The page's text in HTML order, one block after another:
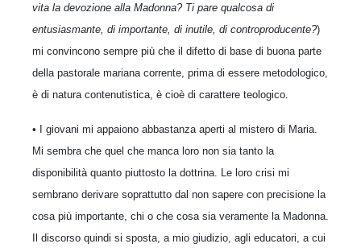
vita la devozione alla Madonna? Ti pare qualcosa di
entusiasmante, di importante, di inutile, di controproducente?)
mi convincono sempre più che il difetto di base di buona parte
della pastorale mariana corrente, prima di essere metodologico,
è di natura contenutistica, è cioè di carattere teologico.
• I giovani mi appaiono abbastanza aperti al mistero di Maria.
Mi sembra che quel che manca loro non sia tanto la
disponibilità quanto piuttosto la dottrina. Le loro crisi mi
sembrano derivare soprattutto dal non sapere con precisione la
cosa più importante, chi o che cosa sia veramente la Madonna.
Il discorso quindi si sposta, a mio giudizio, agli educatori, a cui